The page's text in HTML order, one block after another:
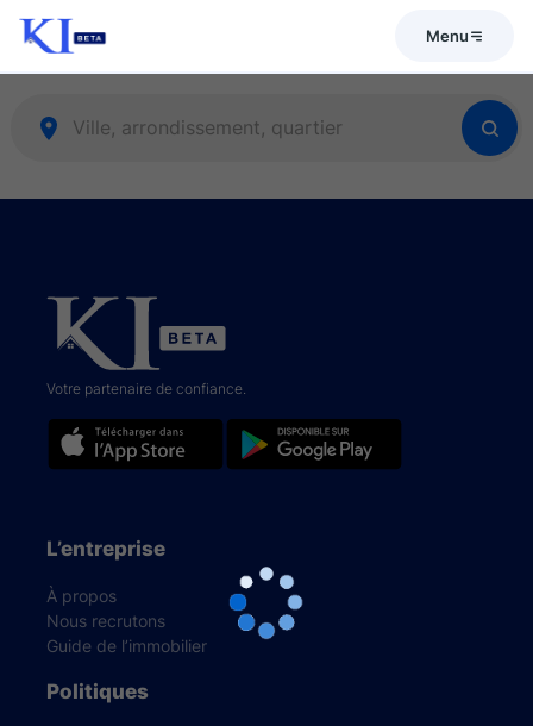
Menu
Votre partenaire de confiance.
L’entreprise
À propos
Nous recrutons
Guide de l’immobilier
Politiques